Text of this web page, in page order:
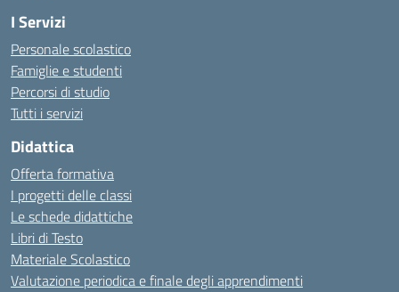
I Servizi
Personale scolastico
Famiglie e studenti
Percorsi di studio
Tutti i servizi
Didattica
Offerta formativa
I progetti delle classi
Le schede didattiche
Libri di Testo
Materiale Scolastico
Valutazione periodica e finale degli apprendimenti